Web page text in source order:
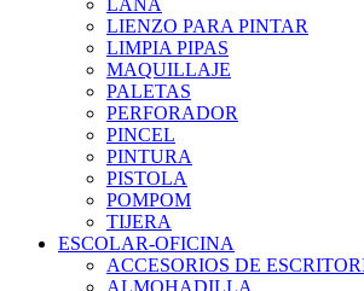
LIENZO PARA PINTAR
LIMPIA PIPAS
MAQUILLAJE
PALETAS
PERFORADOR
PINCEL
PINTURA
PISTOLA
POMPOM
TIJERA
ESCOLAR-OFICINA
ACCESORIOS DE
ALMOHADILLA